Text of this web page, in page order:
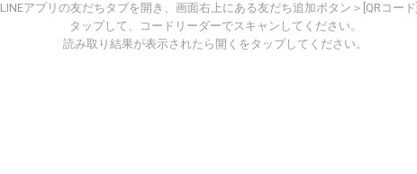
LINEアプリの友だちタブを開き、画面右上にある友だち追加ボタン＞[QRコー
タップして、コードリーダーでスキャンしてください。
読み取り結果が表示されたら開くをタップしてください。